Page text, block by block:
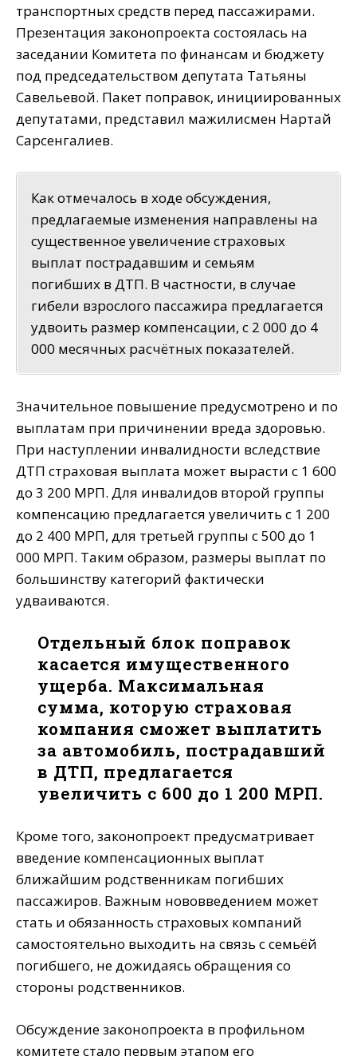
транспортных средств перед пассажирами.
Презентация законопроекта состоялась на
заседании Комитета по финансам и бюджету
под председательством депутата Татьяны
Савельевой. Пакет поправок, инициированных
депутатами, представил мажилисмен Нартай
Сарсенгалиев.
Как отмечалось в ходе обсуждения,
предлагаемые изменения направлены на
существенное увеличение страховых
выплат пострадавшим и семьям
погибших в ДТП. В частности, в случае
гибели взрослого пассажира предлагается
удвоить размер компенсации, с 2 000 до 4
000 месячных расчётных показателей.
Значительное повышение предусмотрено и по
выплатам при причинении вреда здоровью.
При наступлении инвалидности вследствие
ДТП страховая выплата может вырасти с 1 600
до 3 200 МРП. Для инвалидов второй группы
компенсацию предлагается увеличить с 1 200
до 2 400 МРП, для третьей группы с 500 до 1
000 МРП. Таким образом, размеры выплат по
большинству категорий фактически
удваиваются.
Отдельный блок поправок
касается имущественного
ущерба. Максимальная
сумма, которую страховая
компания сможет выплатить
за автомобиль, пострадавший
в ДТП, предлагается
увеличить с 600 до 1 200 МРП.
Кроме того, законопроект предусматривает
введение компенсационных выплат
ближайшим родственникам погибших
пассажиров. Важным нововведением может
стать и обязанность страховых компаний
самостоятельно выходить на связь с семьёй
погибшего, не дожидаясь обращения со
стороны родственников.
Обсуждение законопроекта в профильном
комитете стало первым этапом его